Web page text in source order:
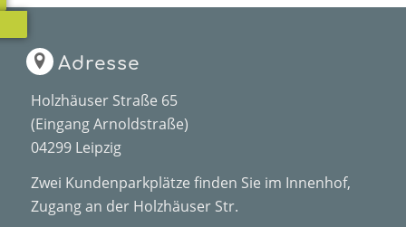
Adresse
Holzhäuser Straße 65
(Eingang Arnoldstraße)
04299 Leipzig
Zwei Kundenparkplätze finden Sie im Innenhof,
Zugang an der Holzhäuser Str.